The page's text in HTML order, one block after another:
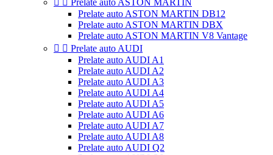
  Prelate auto ASTON MARTIN
Prelate auto ASTON MARTIN DB12
Prelate auto ASTON MARTIN DBX
Prelate auto ASTON MARTIN V8 Vantage
  Prelate auto AUDI
Prelate auto AUDI A1
Prelate auto AUDI A2
Prelate auto AUDI A3
Prelate auto AUDI A4
Prelate auto AUDI A5
Prelate auto AUDI A6
Prelate auto AUDI A7
Prelate auto AUDI A8
Prelate auto AUDI Q2